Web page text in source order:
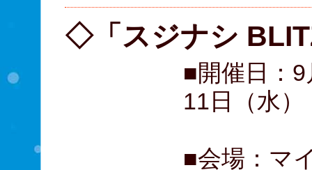
◇「スジナシ
■開催日：
11日（水）
■会場：マ